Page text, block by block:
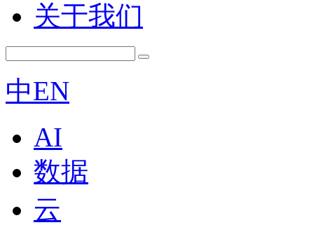
关于我们
中EN
AI
数据
云